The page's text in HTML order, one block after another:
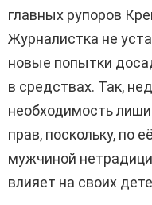
главных рупоров
Журналистка не
новые попытки
в средствах. Так,
необходимость
прав, поскольку, по
мужчиной
влияет на своих